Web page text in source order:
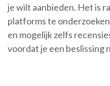
je wilt aanbieden. Het is
platforms te
en mogelijk zelfs
voordat je een beslissing